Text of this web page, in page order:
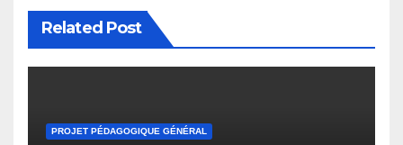
Related Post
PROJET PÉDAGOGIQUE GÉNÉRAL